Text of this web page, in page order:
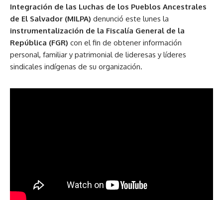
Integración de las Luchas de los Pueblos Ancestrales
de El Salvador (MILPA) denunció este lunes la
instrumentalización de la Fiscalía General de la
República (FGR) con el fin de obtener información
personal, familiar y patrimonial de lideresas y líderes
sindicales indígenas de su organización.